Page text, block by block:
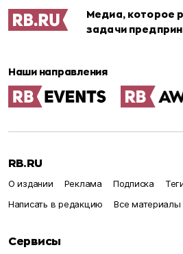
Медиа, которое
задачи
Наши направления
RB.RU
О издании Реклама Подписка
Написать в редакцию
Все материалы
Сервисы